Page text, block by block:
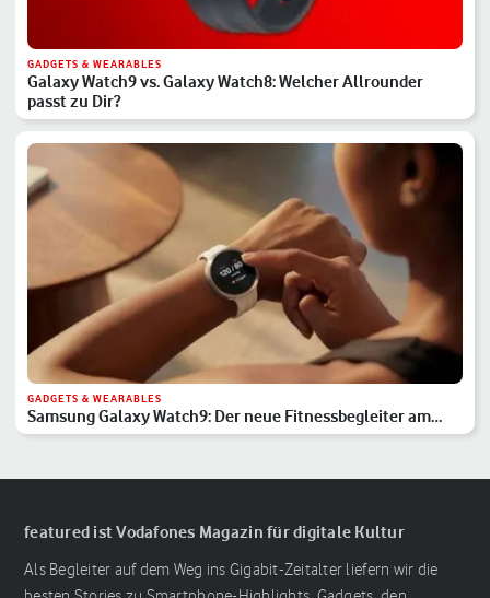
GADGETS & WEARABLES
Galaxy Watch9 vs. Galaxy Watch8: Welcher Allrounder
passt zu Dir?
GADGETS & WEARABLES
Samsung Galaxy Watch9: Der neue Fitnessbegleiter am
Handgelenk
featured ist Vodafones Magazin für digitale Kultur
Als Begleiter auf dem Weg ins Gigabit-Zeitalter liefern wir die